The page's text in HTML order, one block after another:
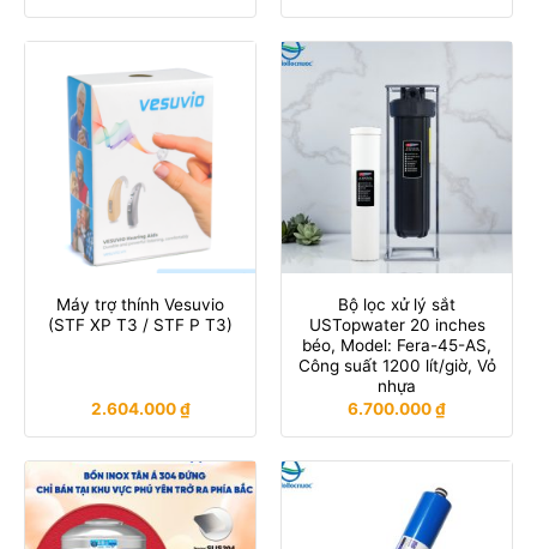
Máy trợ thính Vesuvio
(STF XP T3 / STF P T3)
2.604.000₫
Bộ lọc xử lý sắt
USTopwater 20 inches
béo, Model: Fera-45-AS,
Công suất 1200 lít/giờ, Vỏ
nhựa
6.700.000₫